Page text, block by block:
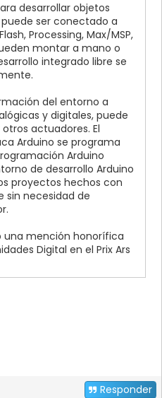
desarrollar objetos
ser conectado a
Processing, Max/MSP,
montar a mano o
integrado libre se
del entorno a
y digitales, puede
actuadores. El
Arduino se programa
Arduino
de desarrollo Arduino
proyectos hechos con
sin necesidad de
una mención honorífica
Digital en el Prix Ars
Responder